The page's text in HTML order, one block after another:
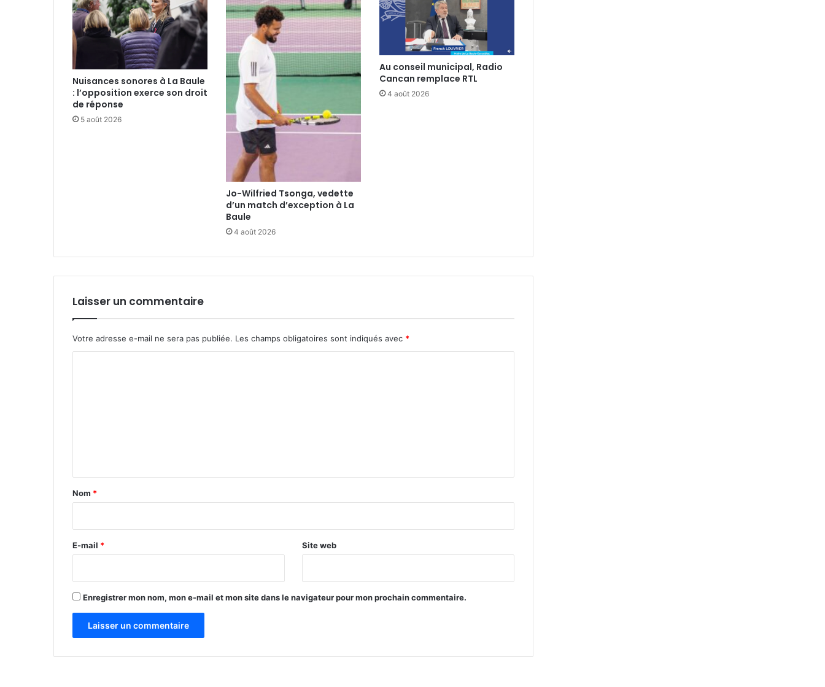
Nuisances sonores à La Baule
: l’opposition exerce son droit
de réponse
5 août 2026
Jo-Wilfried Tsonga, vedette
d’un match d’exception à La
Baule
4 août 2026
Au conseil municipal, Radio
Cancan remplace RTL
4 août 2026
Laisser un commentaire
Votre adresse e-mail ne sera pas publiée. Les champs obligatoires sont indiqués avec *
a
e
Nom *
E-mail * Site web
Enregistrer mon nom, mon e-mail et mon site dans le navigateur pour mon prochain commentaire.